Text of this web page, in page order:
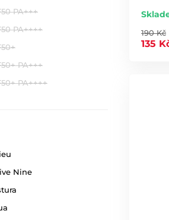
PA+++
PA++++
PA+++
PA++++
Nine
190 Kč
135